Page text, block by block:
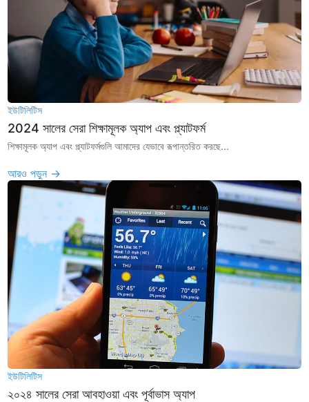
ইউটিলিটিস
2024 সালের সেরা শিক্ষামূলক অ্যাপ এবং প্ল্যাটফর্ম
শিক্ষামূলক অ্যাপ এবং প্ল্যাটফর্মগুলি আমাদের যেভাবে রূপান্তরিত করছে...
আরও পড়ুন →
ইউটিলিটিস
২০২৪ সালের সেরা আবহাওয়া এবং পূর্বাভাস অ্যাপ